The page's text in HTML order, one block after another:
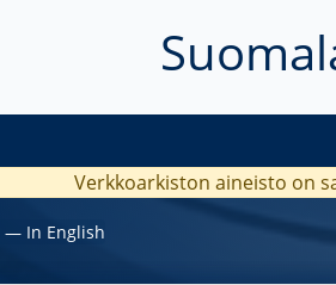
Verkkoarkiston aineisto on
― In English